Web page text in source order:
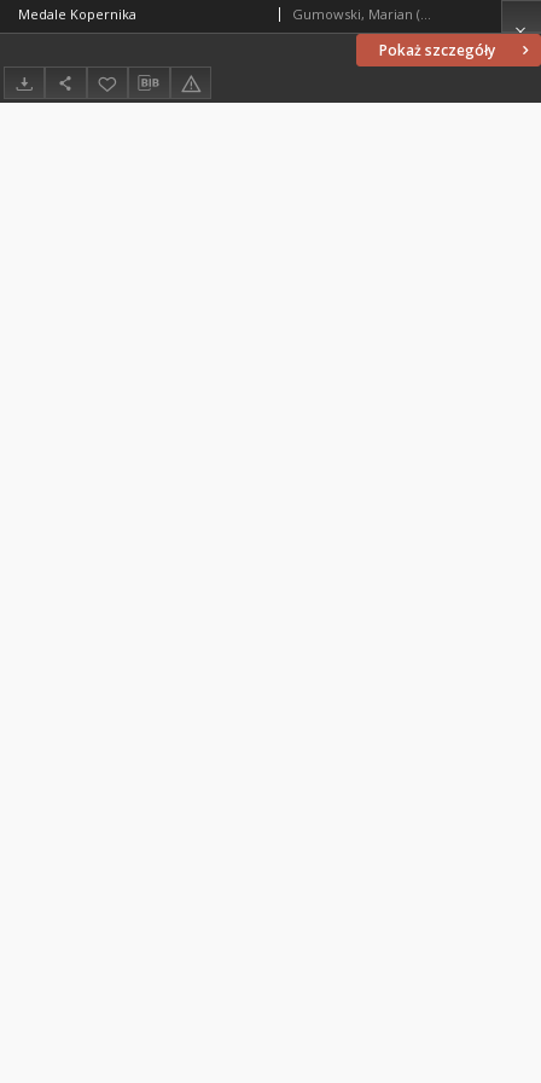
Pokaż szczegóły
Medale Kopernika Gumowski, Marian (1881-1974)